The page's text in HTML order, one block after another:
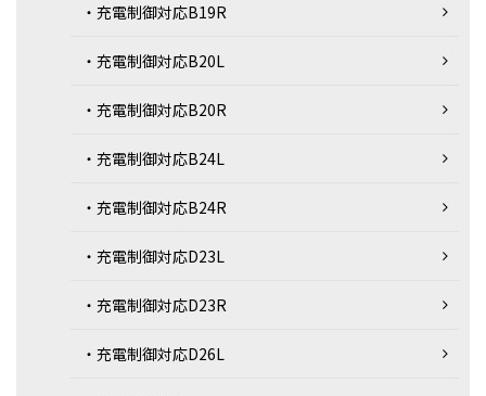
・充電制御対応B19R
・充電制御対応B20L
・充電制御対応B20R
・充電制御対応B24L
・充電制御対応B24R
・充電制御対応D23L
・充電制御対応D23R
・充電制御対応D26L